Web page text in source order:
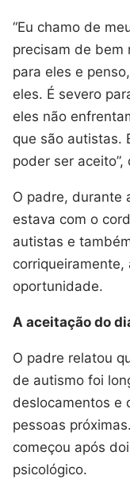
“Eu chamo de
precisam de bem
para eles e
eles. É severo
eles não
que são autistas.
poder ser aceito”,
O padre, durante
estava com o
autistas e
corriqueiramente,
oportunidade.
A aceitação do
O padre relatou
de autismo foi
deslocamentos e
pessoas
começou após
psicológico.